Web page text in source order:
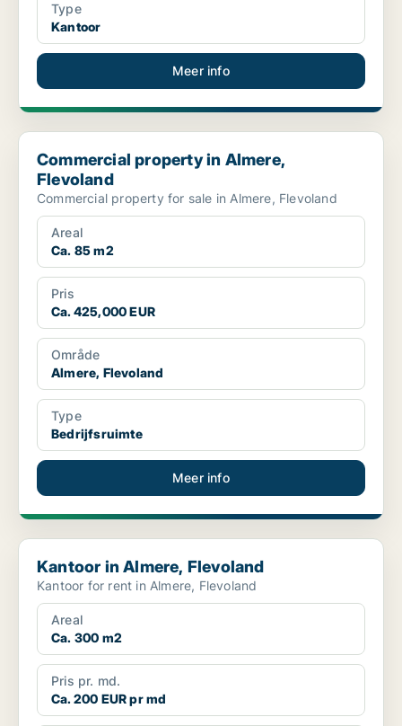
Type
Kantoor
Meer info
Commercial property in Almere, Flevoland
Commercial property in Almere,
Flevoland
Commercial property for sale in Almere, Flevoland
Areal
Ca. 85 m2
Pris
Ca. 425,000 EUR
Område
Almere, Flevoland
Type
Bedrijfsruimte
Meer info
Kantoor in Almere, Flevoland
Kantoor in Almere, Flevoland
Kantoor for rent in Almere, Flevoland
Areal
Ca. 300 m2
Pris pr. md.
Ca. 200 EUR pr md